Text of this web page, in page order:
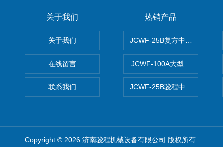
关于我们
关于我们
在线留言
联系我们
热销产品
JCWF-25B复方中药材超微粉
JCWF-100A大型中药材超微
JCWF-25B骏程中草药超细粉
Copyright © 2026 济南骏程机械设备有限公司 版权所有